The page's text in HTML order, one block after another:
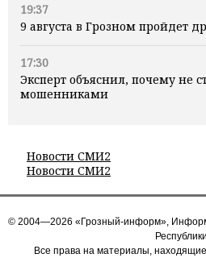
19:37
9 августа в Грозном пройдет
17:30
Эксперт объяснил, почему не
мошенниками
Новости СМИ2
Новости СМИ2
© 2004—2026 «Грозный-информ»,
Республики
Все права на материалы,